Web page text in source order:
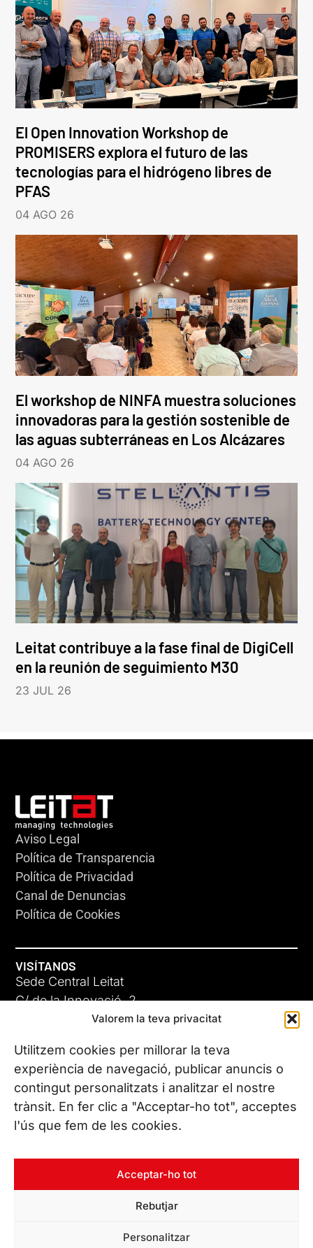
Valorem la teva privacitat
Utilitzem cookies per millorar la teva
experiència de navegació, publicar anuncis o
contingut personalitzats i analitzar el nostre
trànsit. En fer clic a "Acceptar-ho tot", acceptes
l'ús que fem de les cookies.
Acceptar-ho tot
Rebutjar
Personalitzar
El Open Innovation Workshop de
PROMISERS explora el futuro de las
tecnologías para el hidrógeno libres de
PFAS
04 AGO 26
El workshop de NINFA muestra soluciones
innovadoras para la gestión sostenible de
las aguas subterráneas en Los Alcázares
04 AGO 26
Leitat contribuye a la fase final de DigiCell
en la reunión de seguimiento M30
23 JUL 26
Aviso Legal
Política de Transparencia
Política de Privacidad
Canal de Denuncias
Política de Cookies
VISÍTANOS
Sede Central Leitat
C/ de la Innovació, 2
08225 Terrassa, (Barcelona)
Conoce todas nuestras sedes
CONTÁCTANOS
Tel. (+34) 937 882 300